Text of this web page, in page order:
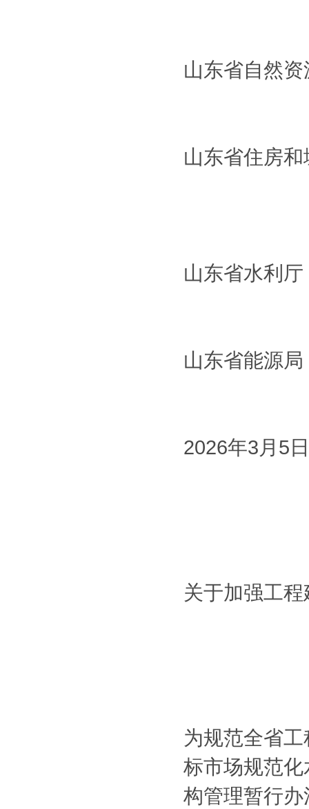
山东省自
山东省住
山东省
山东省能
2026年3月5日
关于加强工
为规范全省
标市场规范
构管理暂行